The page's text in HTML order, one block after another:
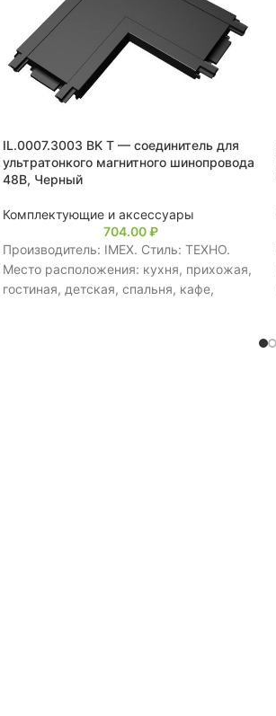
IL.0007.3003 BK T — соединитель для
ультратонкого магнитного шинопровода
48В, Черный
Комплектующие и аксессуары
704.00₽
Производитель: IMEX. Стиль: ТЕХНО.
Место расположения: кухня, прихожая,
гостиная, детская, спальня, кафе,